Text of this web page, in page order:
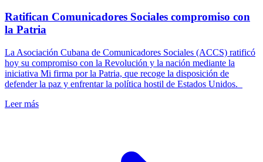
Ratifican Comunicadores Sociales compromiso con
la Patria
La Asociación Cubana de Comunicadores Sociales (ACCS) ratificó
hoy su compromiso con la Revolución y la nación mediante la
iniciativa Mi firma por la Patria, que recoge la disposición de
defender la paz y enfrentar la política hostil de Estados Unidos.
Leer más